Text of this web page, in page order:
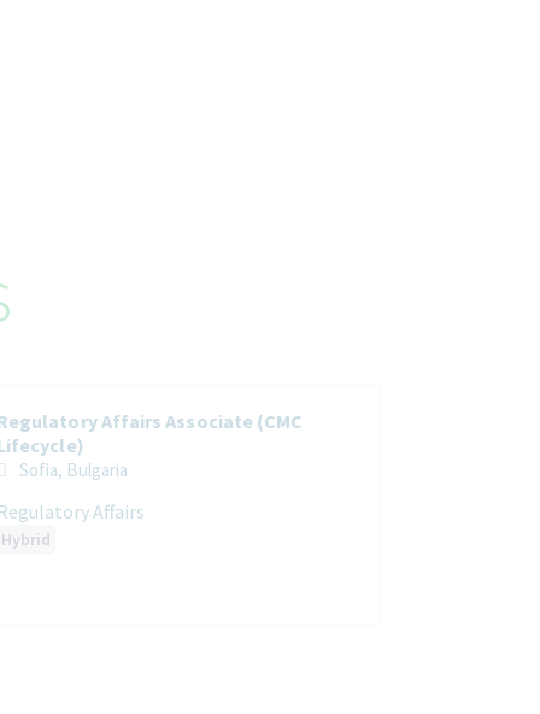
Affairs Associate (CMC
Sofia, Bulgaria
Regulatory Affairs
Hybrid